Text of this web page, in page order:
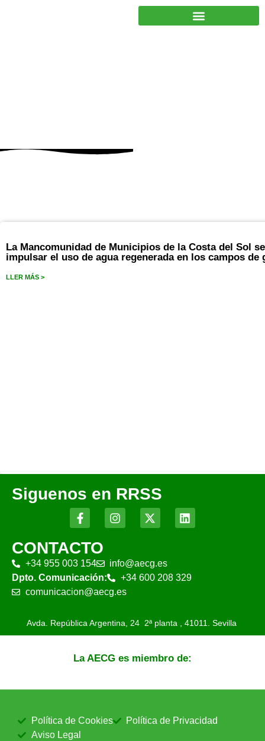
La Mancomunidad de Municipios de la Costa del Sol
impulsar el uso de agua regenerada en los campos de
LLER MÁS >
Siguenos en RRSS
CONTACTO
+34 955 003 154
info@aecg.es
Dpto. Comunicación:
+34 600 208 329
comunicacion@aecg.es
Avda. República Argentina, 24 2ª planta , 41011. Sevilla
La AECG es miembro de:
Política de Cookies
Política de Privacidad
Aviso Legal